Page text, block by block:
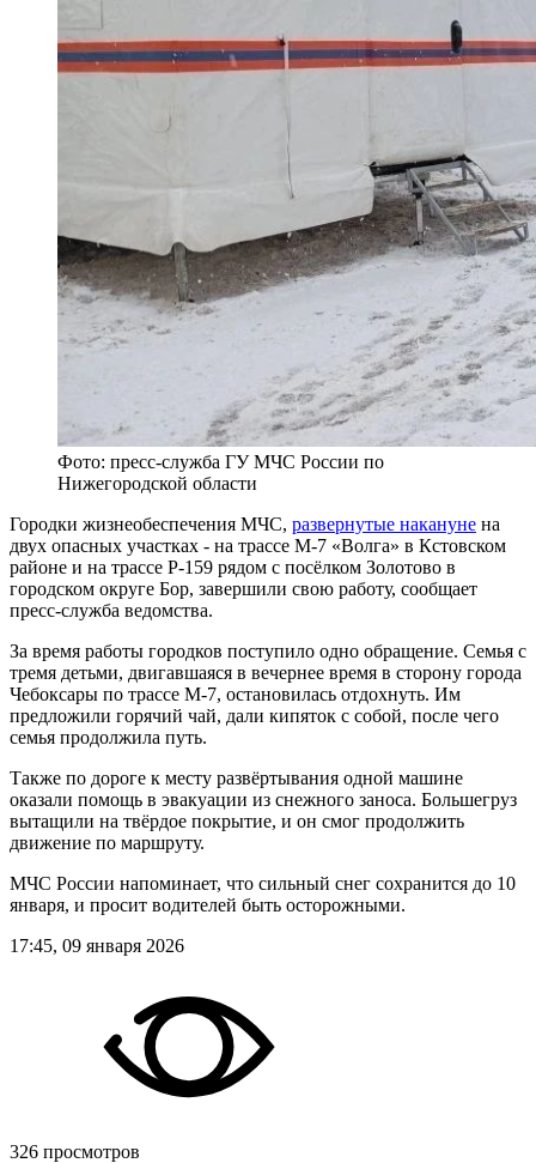
Фото: пресс-служба ГУ МЧС России по
Нижегородской области
Городки жизнеобеспечения МЧС, развернутые накануне на
двух опасных участках - на трассе М-7 «Волга» в Кстовском
районе и на трассе Р-159 рядом с посёлком Золотово в
городском округе Бор, завершили свою работу, сообщает
пресс-служба ведомства.
За время работы городков поступило одно обращение. Семья с
тремя детьми, двигавшаяся в вечернее время в сторону города
Чебоксары по трассе М-7, остановилась отдохнуть. Им
предложили горячий чай, дали кипяток с собой, после чего
семья продолжила путь.
Также по дороге к месту развёртывания одной машине
оказали помощь в эвакуации из снежного заноса. Большегруз
вытащили на твёрдое покрытие, и он смог продолжить
движение по маршруту.
МЧС России напоминает, что сильный снег сохранится до 10
января, и просит водителей быть осторожными.
17:45, 09 января 2026
326 просмотров